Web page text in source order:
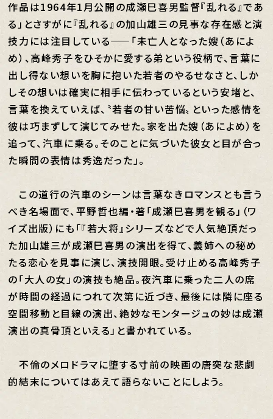
作品は1964年1月公開の成瀬巳喜男監督『乱れる』であ
る」とさすがに『乱れる』の加山雄三の見事な存在感と演
技力には注目している——「未亡人となった嫂（あによ
め）、高峰秀子をひそかに愛する弟という役柄で、言葉に
出し得ない想いを胸に抱いた若者のやるせなさと、しか
しその想いは確実に相手に伝わっているという安堵と、
言葉を換えていえば、〝若者の甘い苦悩〟といった感情を
彼は巧まずして演じてみせた。家を出た嫂（あによめ）を
追って、汽車に乗る。そのことに気づいた彼女と目が合っ
た瞬間の表情は秀逸だった」。
この道行の汽車のシーンは言葉なきロマンスとも言う
べき名場面で、平野哲也編・著「成瀬巳喜男を観る」（ワ
イズ出版）にも「『若大将』シリーズなどで人気絶頂だっ
た加山雄三が成瀬巳喜男の演出を得て、義姉への秘め
たる恋心を見事に演じ、演技開眼。受け止める高峰秀子
の「大人の女」の演技も絶品。夜汽車に乗った二人の席
が時間の経過につれて次第に近づき、最後には隣に座る
空間移動と目線の演出、絶妙なモンタージュの妙は成瀬
演出の真骨頂といえる」と書かれている。
不倫のメロドラマに堕する寸前の映画の唐突な悲劇
的結末についてはあえて語らないことにしよう。